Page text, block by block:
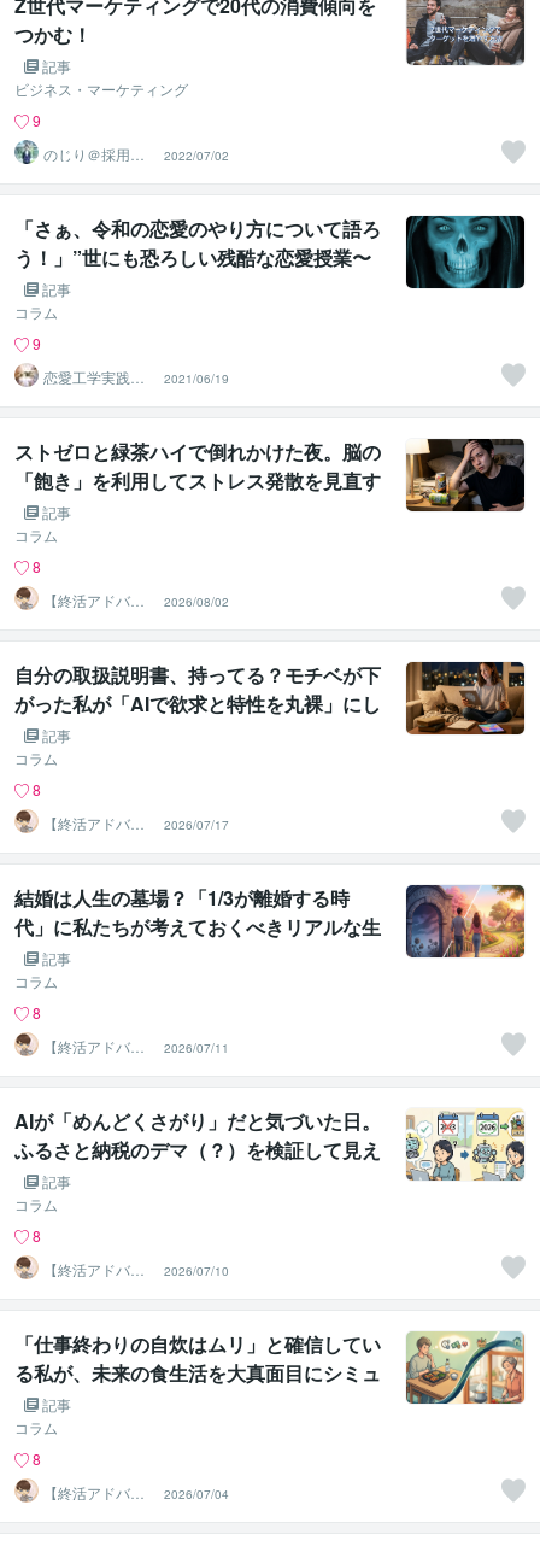
つかむ！
記事
ビジネス・マーケティング
9
のじり＠採用サ
ポーター
2022/07/02
「さぁ、令和の恋愛のやり方について語ろ
う！」”世にも恐ろしい残酷な恋愛授業〜
終わりの始まり〜”
記事
コラム
9
恋愛工学実践コ
ンサルタント
2021/06/19
ストゼロと緑茶ハイで倒れかけた夜。脳の
「飽き」を利用してストレス発散を見直す
記事
コラム
8
【終活アドバイ
ザー・雑談】せ
いお
2026/08/02
自分の取扱説明書、持ってる？モチベが下
がった私が「AIで欲求と特性を丸裸」にし
てみた話
記事
コラム
8
【終活アドバイ
ザー・雑談】せ
いお
2026/07/17
結婚は人生の墓場？「1/3が離婚する時
代」に私たちが考えておくべきリアルな生
存戦略
記事
コラム
8
【終活アドバイ
ザー・雑談】せ
いお
2026/07/11
AIが「めんどくさがり」だと気づいた日。
ふるさと納税のデマ（？）を検証して見え
たこと
記事
コラム
8
【終活アドバイ
ザー・雑談】せ
いお
2026/07/10
「仕事終わりの自炊はムリ」と確信してい
る私が、未来の食生活を大真面目にシミュ
レーションしてみた話
記事
コラム
8
【終活アドバイ
ザー・雑談】せ
いお
2026/07/04